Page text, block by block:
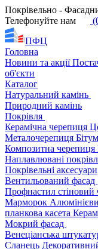
Покрівельно -
Телефонуйте нам
ПФЦ
Головна
Новини та акції
об'єкти
Каталог
Натуральний камінь
Природний камінь
Покрівля
Керамічна черепиця
Металочерепиця
Композитна черепиця
Наплавлювані
Покрівельні аксесуари
Вентильований фасад
Профнастил стіновий
Марморок
планкова касета
Мокрий фасад
Венеціанська
Сланець